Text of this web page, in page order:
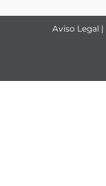
Aviso Legal |